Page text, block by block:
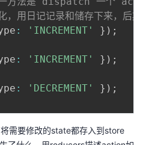
日记记录和储存下来，后期
: 'INCREMENT' } ) ;
: 'INCREMENT' } ) ;
: 'DECREMENT' } ) ;
需要修改的state都存入到store